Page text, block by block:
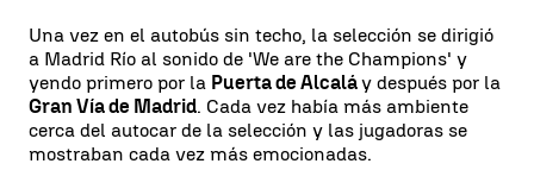
Una vez en el autobús sin techo, la selección se dirigió
a Madrid Río al sonido de 'We are the Champions' y
yendo primero por la Puerta de Alcaláy después por la
Gran Vía de Madrid. Cada vez había más ambiente
cerca del autocar de la selección y las jugadoras se
mostraban cada vez más emocionadas.